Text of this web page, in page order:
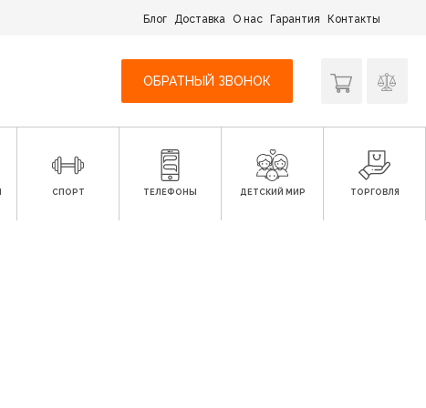
Блог Доставка О нас Гарантия Контакты
ОБРАТНЫЙ ЗВОНОК
СПОРТ ТЕЛЕФОНЫ ДЕТСКИЙ МИР ТОРГОВЛЯ